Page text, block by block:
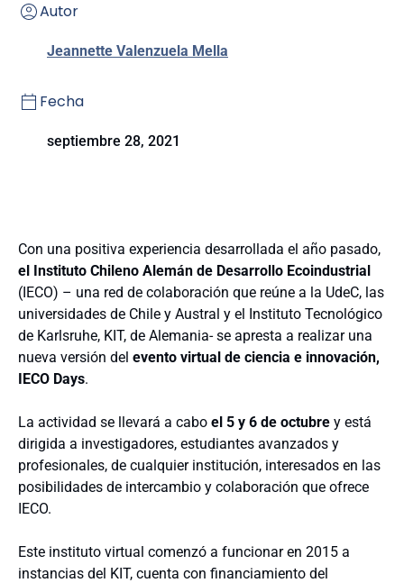
Autor
Jeannette Valenzuela Mella
Fecha
septiembre 28, 2021
Con una positiva experiencia desarrollada el año pasado,
el Instituto Chileno Alemán de Desarrollo Ecoindustrial
(IECO) – una red de colaboración que reúne a la UdeC, las
universidades de Chile y Austral y el Instituto Tecnológico
de Karlsruhe, KIT, de Alemania- se apresta a realizar una
nueva versión del evento virtual de ciencia e innovación,
IECO Days.
La actividad se llevará a cabo el 5 y 6 de octubre y está
dirigida a investigadores, estudiantes avanzados y
profesionales, de cualquier institución, interesados en las
posibilidades de intercambio y colaboración que ofrece
IECO.
Este instituto virtual comenzó a funcionar en 2015 a
instancias del KIT, cuenta con financiamiento del